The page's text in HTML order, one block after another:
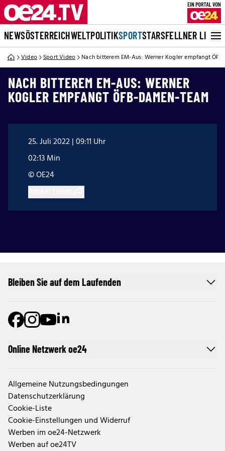
NEWSÖSTERREICHWELTPOLITIKSPORTSTARSFELLNER LIVE
Video Sport Video Nach bitterem EM-Aus: Werner Kogler empfangt
NACH BITTEREM EM-AUS: WERNER
KOGLER EMPFANGT ÖFB-DAMEN-TEAM
25. Juli 2022 | 09:11 Uhr
02:13 Min
© OE24
Online Netzwerk oe24
Allgemeine Nutzungsbedingungen
Datenschutzerklärung
Cookie-Liste
Cookie-Einstellungen und Widerruf
Werben im oe24-Netzwerk
Werben auf oe24TV
Bleiben Sie auf dem Laufenden